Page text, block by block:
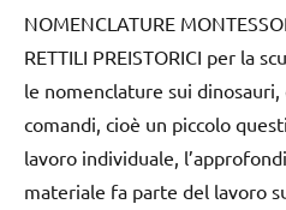
nomenclature
Montessori
STORIA
ARGOMENTI
disegni
da
colorare
DOWNLOAD
NOMENCLATURE
RETTILI PREISTORICI per la
le nomenclature sui
comandi, cioè un piccolo
lavoro individuale,
materiale fa parte del lavoro